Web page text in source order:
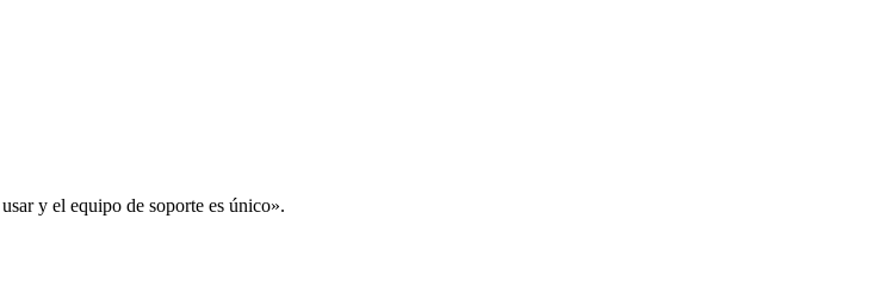
y el equipo de soporte es único».